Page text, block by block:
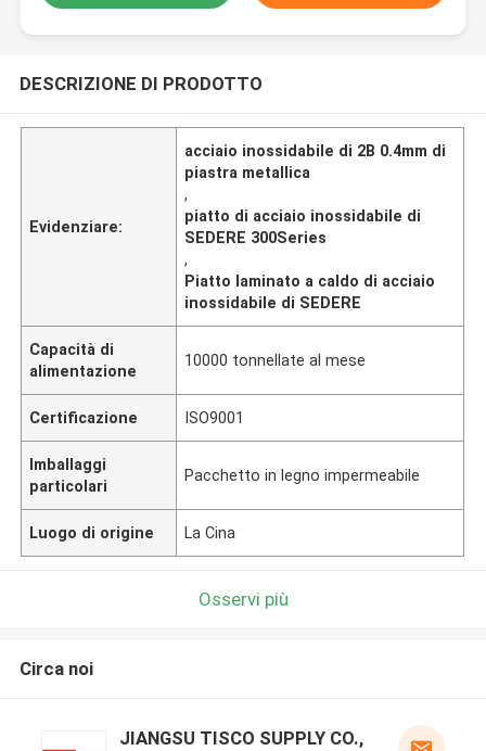
DESCRIZIONE DI PRODOTTO
Evidenziare:
acciaio inossidabile di 2B 0.4mm di
piastra metallica
,
piatto di acciaio inossidabile di
SEDERE 300Series
,
Piatto laminato a caldo di acciaio
inossidabile di SEDERE
Capacità di
alimentazione
10000 tonnellate al mese
Certificazione ISO9001
Imballaggi
particolari
Pacchetto in legno impermeabile
Luogo di origine La Cina
Osservi più
Circa noi
JIANGSU TISCO SUPPLY CO.,